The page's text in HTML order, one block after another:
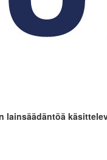
lainsäädäntöä